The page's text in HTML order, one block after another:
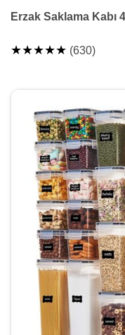
Erzak Saklama Kabı
★★★★★ (630)